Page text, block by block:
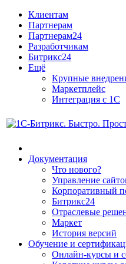
Клиентам
Партнерам
Партнерам24
Разработчикам
Битрикс24
Ещё
Крупные
Маркетплейс
Интеграция с 1С
Документация
Что нового?
Управление
Корпоративный
Битрикс24
Отраслевые
Маркет
История версий
Обучение и
Онлайн-курсы и